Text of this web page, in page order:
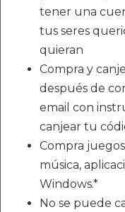
tener una
tus seres
quieran
Compra y
después de
email con
canjear tu
Compra
música,
Windows.*
No se puede